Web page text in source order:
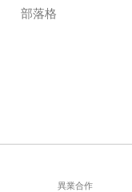
部落格
異業合作